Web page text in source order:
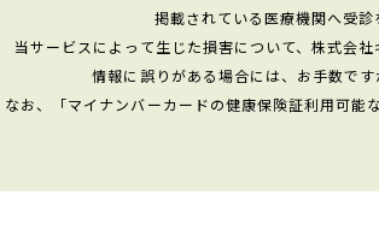
掲載されている医療機関へ受
当サービスによって生じた損害について、株式会
情報に誤りがある場合には、お手数で
なお、「マイナンバーカードの健康保険証利用可能